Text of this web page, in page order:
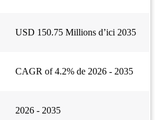
USD 150.75 Millions d’ici 2035
CAGR of 4.2% de 2026 - 2035
2026 - 2035